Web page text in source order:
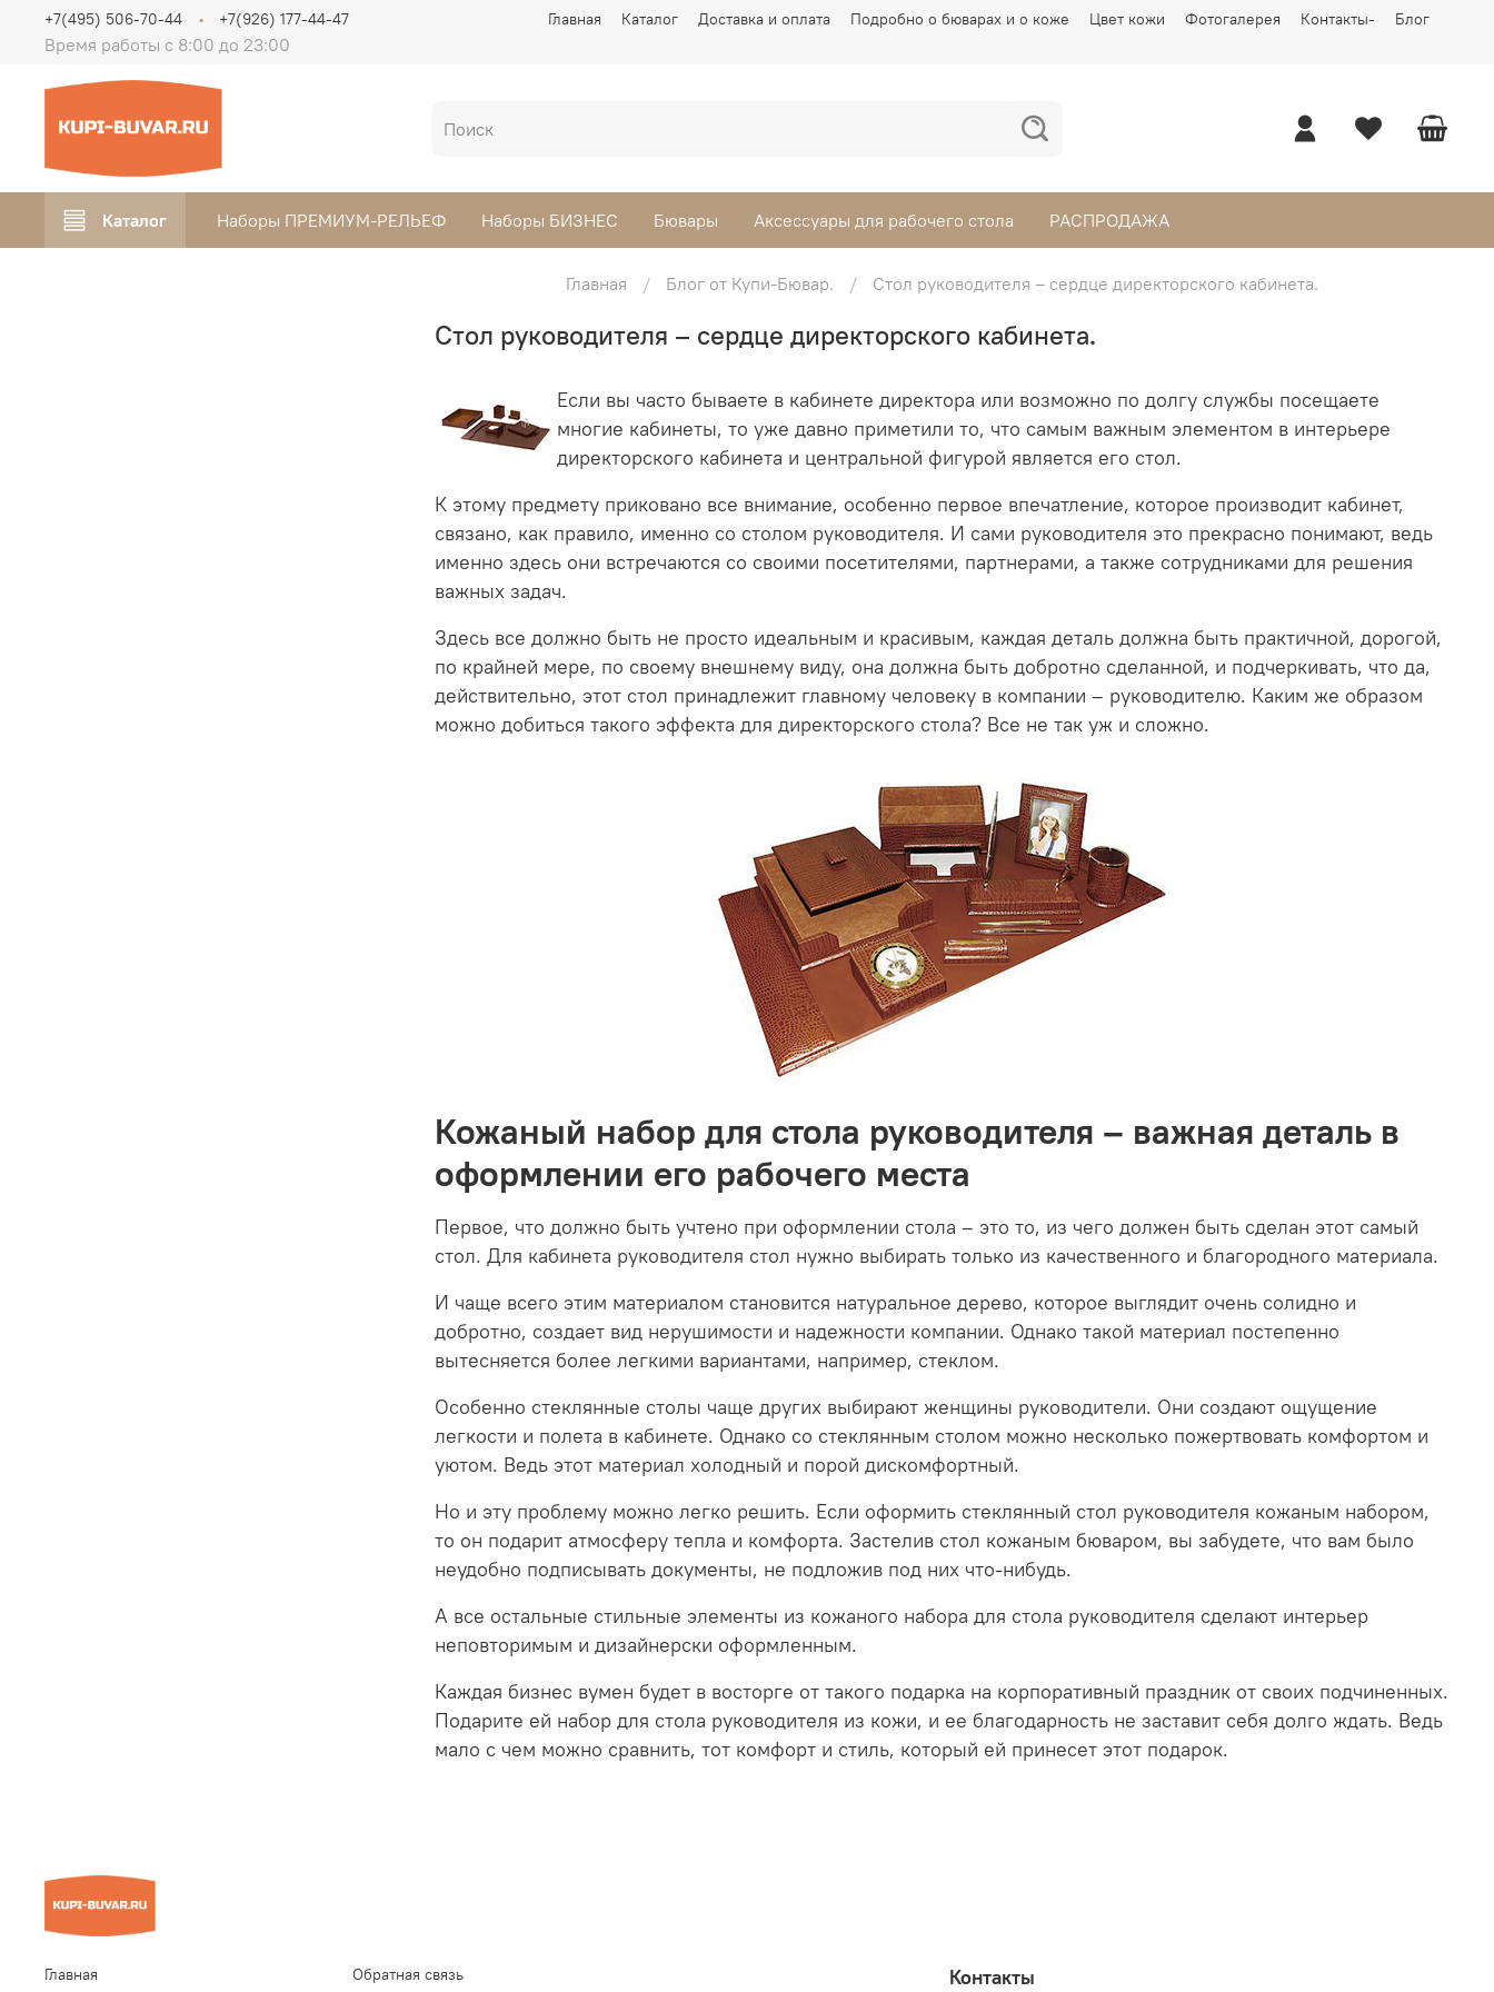
Главная Каталог Доставка и оплата Подробно о бюварах и о коже Цвет кожи Фотогалерея Контакты- Блог
Время работы с 8:00 до 23:00
+7(495) 506-70-44 +7(926) 177-44-47
Каталог Наборы ПРЕМИУМ-РЕЛЬЕФ Наборы БИЗНЕС Бювары Аксессуары для рабочего стола РАСПРОДАЖА
Главная Блог от Купи-Бювар. Стол руководителя – сердце директорского кабинета.
Стол руководителя – сердце директорского кабинета.
Если вы часто бываете в кабинете директора или возможно по долгу службы посещаете
многие кабинеты, то уже давно приметили то, что самым важным элементом в интерьере
директорского кабинета и центральной фигурой является его стол.
К этому предмету приковано все внимание, особенно первое впечатление, которое производит кабинет,
связано, как правило, именно со столом руководителя. И сами руководителя это прекрасно понимают, ведь
именно здесь они встречаются со своими посетителями, партнерами, а также сотрудниками для решения
важных задач.
Здесь все должно быть не просто идеальным и красивым, каждая деталь должна быть практичной, дорогой,
по крайней мере, по своему внешнему виду, она должна быть добротно сделанной, и подчеркивать, что да,
действительно, этот стол принадлежит главному человеку в компании – руководителю. Каким же образом
можно добиться такого эффекта для директорского стола? Все не так уж и сложно.
Кожаный набор для стола руководителя – важная деталь в
оформлении его рабочего места
Первое, что должно быть учтено при оформлении стола – это то, из чего должен быть сделан этот самый
стол. Для кабинета руководителя стол нужно выбирать только из качественного и благородного материала.
И чаще всего этим материалом становится натуральное дерево, которое выглядит очень солидно и
добротно, создает вид нерушимости и надежности компании. Однако такой материал постепенно
вытесняется более легкими вариантами, например, стеклом.
Особенно стеклянные столы чаще других выбирают женщины руководители. Они создают ощущение
легкости и полета в кабинете. Однако со стеклянным столом можно несколько пожертвовать комфортом и
уютом. Ведь этот материал холодный и порой дискомфортный.
Но и эту проблему можно легко решить. Если оформить стеклянный стол руководителя кожаным набором,
то он подарит атмосферу тепла и комфорта. Застелив стол кожаным бюваром, вы забудете, что вам было
неудобно подписывать документы, не подложив под них что-нибудь.
А все остальные стильные элементы из кожаного набора для стола руководителя сделают интерьер
неповторимым и дизайнерски оформленным.
Каждая бизнес вумен будет в восторге от такого подарка на корпоративный праздник от своих подчиненных.
Подарите ей набор для стола руководителя из кожи, и ее благодарность не заставит себя долго ждать. Ведь
мало с чем можно сравнить, тот комфорт и стиль, который ей принесет этот подарок.
Главная Обратная связь Контакты